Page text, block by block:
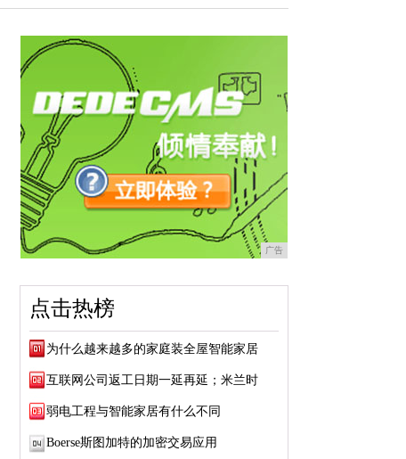
广告
点击热榜
为什么越来越多的家庭装全屋智能家居
互联网公司返工日期一延再延；米兰时
弱电工程与智能家居有什么不同
Boerse斯图加特的加密交易应用